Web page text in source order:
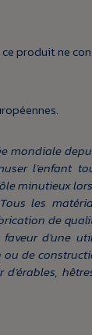
produit ne
l’enfant
minutieux
les
de
faveur d’une
de